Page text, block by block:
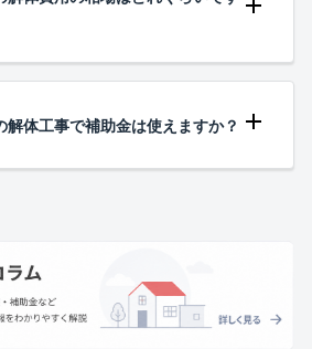
解体工事で補助金は使えますか？